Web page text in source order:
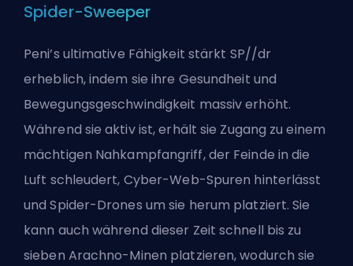
Spider-Sweeper
Peni’s ultimative Fähigkeit stärkt SP//dr
erheblich, indem sie ihre Gesundheit und
Bewegungsgeschwindigkeit massiv erhöht.
Während sie aktiv ist, erhält sie Zugang zu einem
mächtigen Nahkampfangriff, der Feinde in die
Luft schleudert, Cyber-Web-Spuren hinterlässt
und Spider-Drones um sie herum platziert. Sie
kann auch während dieser Zeit schnell bis zu
sieben Arachno-Minen platzieren, wodurch sie